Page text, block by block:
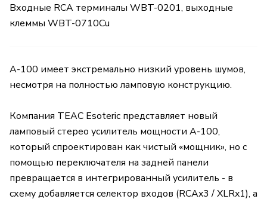
Входные RCA терминалы WBT-0201, выходные
клеммы WBT-0710Cu
A-100 имеет экстремально низкий уровень шумов,
несмотря на полностью ламповую конструкцию.
Компания TEAC Esoteric представляет новый
ламповый стерео усилитель мощности A-100,
который спроектирован как чистый «мощник», но с
помощью переключателя на задней панели
превращается в интегрированный усилитель - в
схему добавляется селектор входов (RCAx3 / XLRx1), а